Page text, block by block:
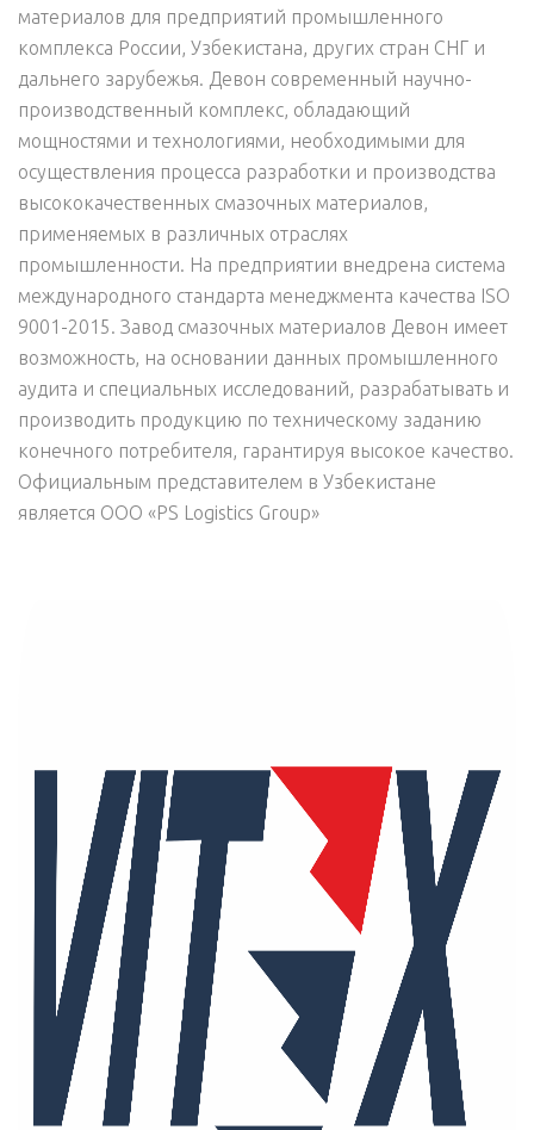
материалов для предприятий промышленного
комплекса России, Узбекистана, других стран СНГ и
дальнего зарубежья. Девон современный научно-
производственный комплекс, обладающий
мощностями и технологиями, необходимыми для
осуществления процесса разработки и производства
высококачественных смазочных материалов,
применяемых в различных отраслях
промышленности. На предприятии внедрена система
международного стандарта менеджмента качества ISO
9001-2015. Завод смазочных материалов Девон имеет
возможность, на основании данных промышленного
аудита и специальных исследований, разрабатывать и
производить продукцию по техническому заданию
конечного потребителя, гарантируя высокое качество.
Официальным представителем в Узбекистане
является ООО «PS Logistics Group»